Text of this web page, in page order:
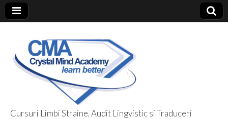
Cursuri Limbi Straine, Audit Lingvistic si Traduceri